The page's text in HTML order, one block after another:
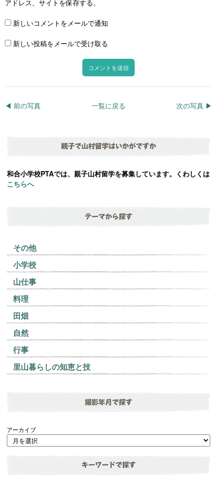
アドレス、サイトを保存する。
新しいコメントをメールで通知
新しい投稿をメールで受け取る
◀︎ 前の写真 次の写真 ▶︎
一覧に戻る
親子で山村留学はいかがですか
和合小学校PTAでは、親子山村留学を募集しています。くわしくは
こちらへ
テーマから探す
その他
小学校
山仕事
料理
田畑
自然
行事
里山暮らしの知恵と技
撮影年月で探す
アーカイブ
キーワードで探す